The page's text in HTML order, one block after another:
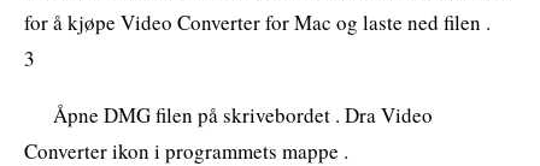
for å kjøpe Video Converter for Mac og laste ned filen .
3
Åpne DMG filen på skrivebordet . Dra Video
Converter ikon i programmets mappe .